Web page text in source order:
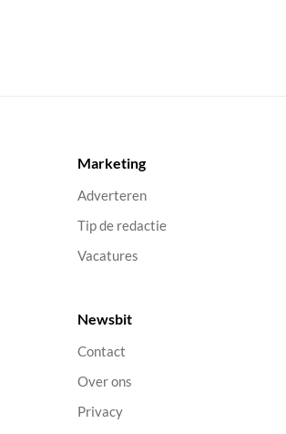
Marketing
Adverteren
Tip de redactie
Vacatures
Newsbit
Contact
Over ons
Privacy